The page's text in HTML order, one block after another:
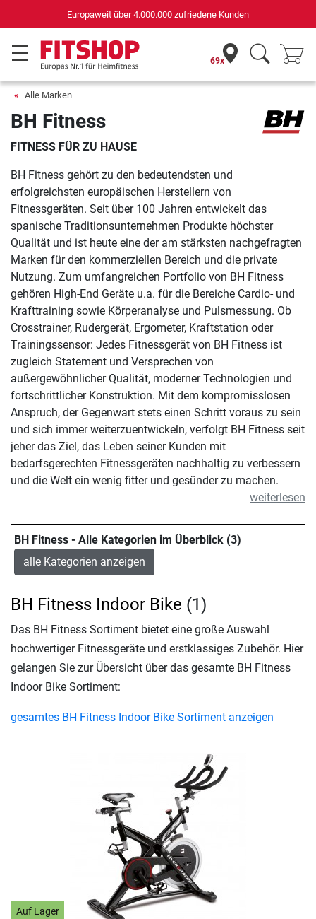
Europaweit über 4.000.000 zufriedene Kunden
69x
Alle Marken
BH Fitness
FITNESS FÜR ZU HAUSE
BH Fitness gehört zu den bedeutendsten und
erfolgreichsten europäischen Herstellern von
Fitnessgeräten. Seit über 100 Jahren entwickelt das
spanische Traditionsunternehmen Produkte höchster
Qualität und ist heute eine der am stärksten nachgefragten
Marken für den kommerziellen Bereich und die private
Nutzung. Zum umfangreichen Portfolio von BH Fitness
gehören High-End Geräte u.a. für die Bereiche Cardio- und
Krafttraining sowie Körperanalyse und Pulsmessung. Ob
Crosstrainer, Rudergerät, Ergometer, Kraftstation oder
Trainingssensor: Jedes Fitnessgerät von BH Fitness ist
zugleich Statement und Versprechen von
außergewöhnlicher Qualität, moderner Technologien und
fortschrittlicher Konstruktion. Mit dem kompromisslosen
Anspruch, der Gegenwart stets einen Schritt voraus zu sein
und sich immer weiterzuentwickeln, verfolgt BH Fitness seit
jeher das Ziel, das Leben seiner Kunden mit
bedarfsgerechten Fitnessgeräten nachhaltig zu verbessern
und die Welt ein wenig fitter und gesünder zu machen.
weiterlesen
BH Fitness - Alle Kategorien im Überblick (3)
alle Kategorien anzeigen
Auf Lager
BH Fitness Indoor Bike (1)
Das BH Fitness Sortiment bietet eine große Auswahl
hochwertiger Fitnessgeräte und erstklassiges Zubehör. Hier
gelangen Sie zur Übersicht über das gesamte BH Fitness
Indoor Bike Sortiment:
gesamtes BH Fitness Indoor Bike Sortiment anzeigen